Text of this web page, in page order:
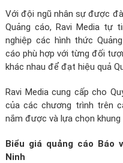
Với đội ngũ nhân sự được
Quảng cáo, Ravi Media tự
nghiệp các hình thức
cáo phù hợp với từng đối
khác nhau để đạt hiệu quả
Ravi Media cung cấp cho
của các chương trình trên
nắm được và lựa chọn
Biểu giá quảng cáo Báo
Ninh